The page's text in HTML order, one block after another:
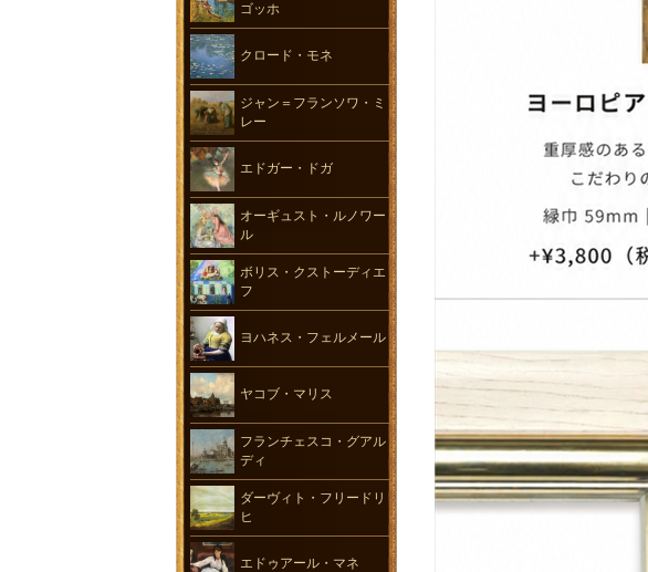
ゴッホ
クロード・モネ
ジャン＝フランソワ・ミ
レー
エドガー・ドガ
オーギュスト・ルノワー
ル
ボリス・クストーディエ
フ
ヨハネス・フェルメール
ヤコブ・マリス
フランチェスコ・グアル
ディ
ダーヴィト・フリードリ
ヒ
エドゥアール・マネ